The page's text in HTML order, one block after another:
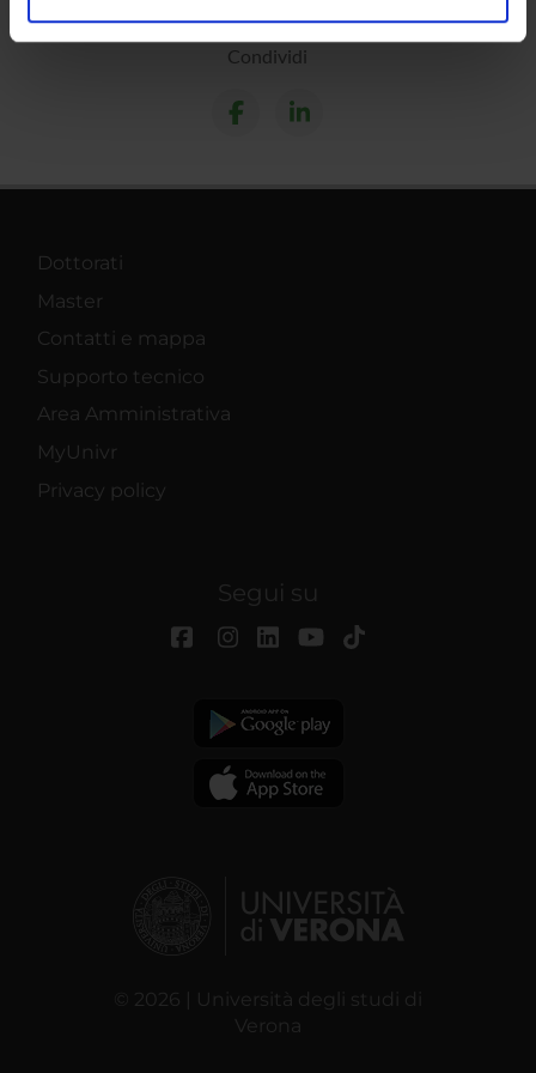
analizzare il nostro traffico. Condividiamo inoltre
informazioni sul modo in cui utilizzi il nostro sito con i
pubblicità e social media, i quali potrebbero combinarle
Condividi
Dottorati
Master
Contatti e mappa
Supporto tecnico
Area Amministrativa
MyUnivr
Privacy policy
Segui su
© 2026 | Università degli studi di
Verona